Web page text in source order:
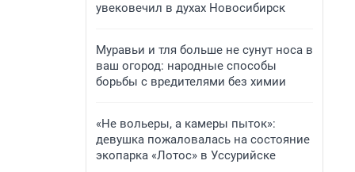
увековечил в духах Новосибирск
Муравьи и тля больше не сунут носа в
ваш огород: народные способы
борьбы с вредителями без химии
«Не вольеры, а камеры пыток»:
девушка пожаловалась на состояние
экопарка «Лотос» в Уссурийске